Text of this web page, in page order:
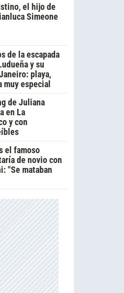
el hijo de
Simeone
de la escapada
y su
playa,
muy especial
de Juliana
en La
y con
el famoso
de novio con
"Se mataban